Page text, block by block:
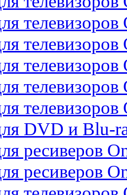
телевизоров
телевизоров
телевизоров
телевизоров
телевизоров
DVD и Blu-
ресиверов
ресиверов